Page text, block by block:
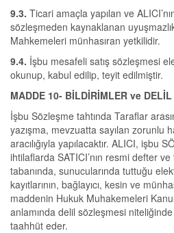
9.3. Ticari amaçla yapılan ve
sözleşmeden kaynaklanan
Mahkemeleri münhasıran yetkilidir.
9.4. İşbu mesafeli satış sözleşmesi
okunup, kabul edilip, teyit edilmiştir.
MADDE 10- BİLDİRİMLER ve DELİL
İşbu Sözleşme tahtında Taraflar
yazışma, mevzuatta sayılan zorunlu
aracılığıyla yapılacaktır. ALICI, işbu
ihtilaflarda SATICI’nın resmi defter
tabanında, sunucularında tuttuğu
kayıtlarının, bağlayıcı, kesin ve
maddenin Hukuk Muhakemeleri
anlamında delil sözleşmesi
taahhüt eder.